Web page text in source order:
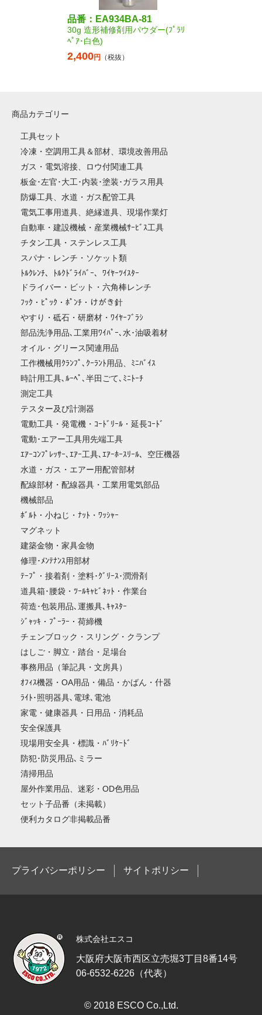
品番：EA934BA-81
30g 造形補修剤用パウダー(ﾌﾟﾗﾘ
ﾍﾟｱ･白色)
2,400円 （税抜）
商品カテゴリー
工具セット
冷凍・空調用工具＆部材、環境改善用品
ガス・電気溶接、ロウ付関連工具
板金･左官･大工･内装･塗装･ガラス用具
防爆工具、水道・ガス配管工具
電気工事用道具、絶縁道具、現場作業灯
自動車・建設機械・産業機械ｻｰﾋﾞｽ工具
チタン工具・ステンレス工具
スパナ・レンチ・ソケット類
ﾄﾙｸﾚﾝﾁ、ﾄﾙｸﾄﾞﾗｲﾊﾞｰ、ﾜｲﾔｰﾂｲｽﾀｰ
ドライバー・ビット・六角棒レンチ
ﾌｯｸ・ﾋﾟｯｸ・ﾎﾟﾝﾁ・けがき針
やすり・砥石・研磨材・ﾜｲﾔｰﾌﾞﾗｼ
部品洗浄用品､工業用ﾜｲﾊﾟｰ､水･油吸着材
オイル・グリース関連用品
工作機械用ｸﾗﾝﾌﾟ､ｸｰﾗﾝﾄ用品、ﾐﾆﾊﾞｲｽ
時計用工具､ﾙｰﾍﾟ､半田ごて､ﾐﾆﾄｰﾁ
測定工具
テスター及び計測器
電動工具・発電機・ｺｰﾄﾞﾘｰﾙ・延長ｺｰﾄﾞ
電動･エアー工具用先端工具
ｴｱｰｺﾝﾌﾟﾚｯｻｰ､ｴｱｰ工具､ｴｱｰﾎｰｽﾘｰﾙ、空圧機器
水道・ガス・エアー用配管部材
配線部材・配線器具・工業用電気部品
機械部品
ﾎﾞﾙﾄ・小ねじ・ﾅｯﾄ・ﾜｯｼｬｰ
マグネット
建築金物・家具金物
修理･ﾒﾝﾃﾅﾝｽ用部材
ﾃｰﾌﾟ・接着剤・塗料･ｸﾞﾘｰｽ･潤滑剤
道具箱･腰袋・ﾂｰﾙｷｬﾋﾞﾈｯﾄ・作業台
荷造･包装用品､運搬具､ｷｬｽﾀｰ
ｼﾞｬｯｷ・ﾌﾟｰﾗｰ・荷締機
チェンブロック・スリング・クランプ
はしご・脚立・踏台・足場台
事務用品（筆記具・文房具）
ｵﾌｨｽ機器・OA用品・備品・かばん・什器
ﾗｲﾄ･照明器具､電球､電池
家電・健康器具・日用品・消耗品
安全保護具
現場用安全具・標識・ﾊﾞﾘｹｰﾄﾞ
防犯･防災用品､ミラー
清掃用品
屋外作業用品、迷彩・OD色用品
セット子品番（未掲載）
便利カタログ非掲載品番
プライバシーポリシー サイトポリシー
株式会社エスコ
大阪府大阪市西区立売堀3丁目8番14号
06-6532-6226（代表）
© 2018 ESCO Co.,Ltd.